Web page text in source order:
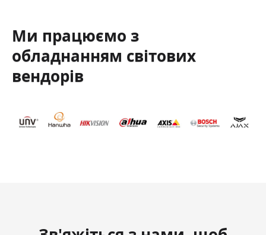
Ми працюємо з
обладнанням світових
вендорів